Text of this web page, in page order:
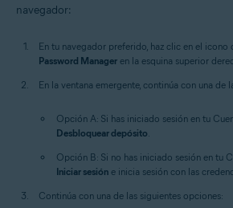
navegador:
En tu navegador preferido, haz clic en el icono
Password Manager en la esquina superior
En la ventana emergente, continúa con una de
Opción A: Si has iniciado sesión en tu
Desbloquear depósito.
Opción B: Si no has iniciado sesión en tu
Iniciar sesión e inicia sesión con las
Continúa con una de las siguientes opciones: